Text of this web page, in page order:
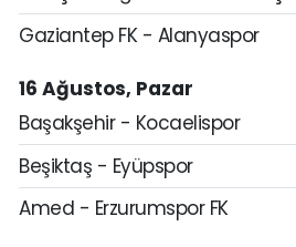
Gaziantep FK - Alanyaspor
16 Ağustos, Pazar
Başakşehir - Kocaelispor
Beşiktaş - Eyüpspor
Amed - Erzurumspor FK